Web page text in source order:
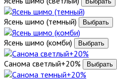
Ясень шимо (темный)
Ясень шимо (комби)
Санома светлый+20%